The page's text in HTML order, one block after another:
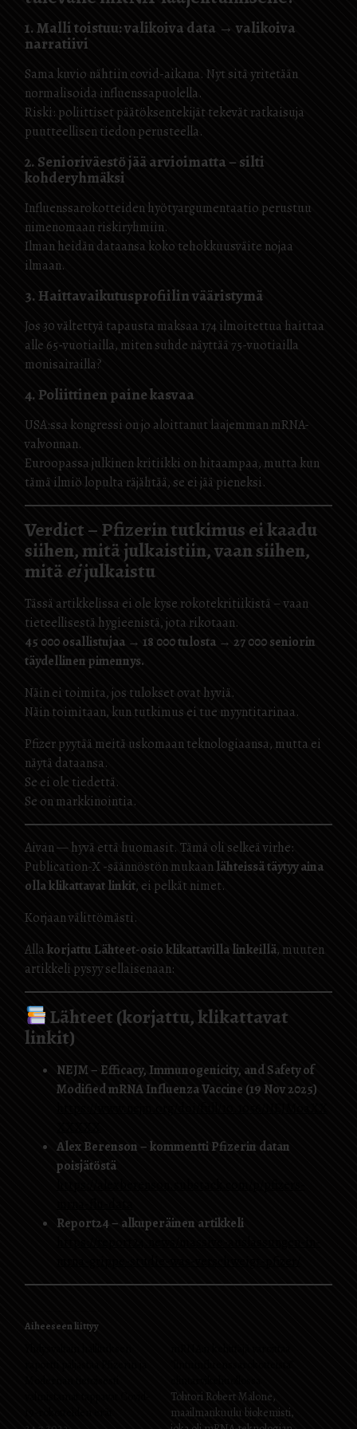
1. Malli toistuu: valikoiva data → valikoiva
narratiivi
Sama kuvio nähtiin covid-aikana. Nyt sitä yritetään
normalisoida influenssapuolella.
Riski: poliittiset päätöksentekijät tekevät ratkaisuja
puutteellisen tiedon perusteella.
2. Senioriväestö jää arvioimatta – silti
kohderyhmäksi
Influenssarokotteiden hyötyargumentaatio perustuu
nimenomaan riskiryhmiin.
Ilman heidän dataansa koko tehokkuusväite nojaa
ilmaan.
3. Haittavaikutusprofiilin vääristymä
Jos 30 vältettyä tapausta maksaa 174 ilmoitettua haittaa
alle 65-vuotiailla, miten suhde näyttää 75-vuotiailla
monisairailla?
4. Poliittinen paine kasvaa
USA:ssa kongressi on jo aloittanut laajemman mRNA-
valvonnan.
Euroopassa julkinen kritiikki on hitaampaa, mutta kun
tämä ilmiö lopulta räjähtää, se ei jää pieneksi.
Verdict – Pfizerin tutkimus ei kaadu
siihen, mitä julkaistiin, vaan siihen,
mitäeijulkaistu
Tässä artikkelissa ei ole kyse rokotekritiikistä – vaan
tieteellisestä hygieenistä, jota rikotaan.
45 000 osallistujaa → 18 000 tulosta → 27 000 seniorin
täydellinen pimennys.
Näin ei toimita, jos tulokset ovat hyviä.
Näin toimitaan, kun tutkimus ei tue myyntitarinaa.
Pfizer pyytää meitä uskomaan teknologiaansa, mutta ei
näytä dataansa.
Se ei ole tiedettä.
Se on markkinointia.
Aivan — hyvä että huomasit. Tämä oli selkeä virhe:
Publication-X -säännöstön mukaanlähteissä täytyy aina
olla klikattavat linkit, ei pelkät nimet.
Korjaan välittömästi.
Allakorjattu Lähteet-osio klikattavilla linkeillä, muuten
artikkeli pysyy sellaisenaan:
Lähteet (korjattu, klikattavat
linkit)
NEJM – Efficacy, Immunogenicity, and Safety of
Modified mRNA Influenza Vaccine (19 Nov 2025)
Alex Berenson – kommentti Pfizerin datan
poisjätöstä
Report24 – alkuperäinen artikkeli
Aiheeseen liittyy
Tohtori Robert Malone,
maailmankuulu biokemisti,